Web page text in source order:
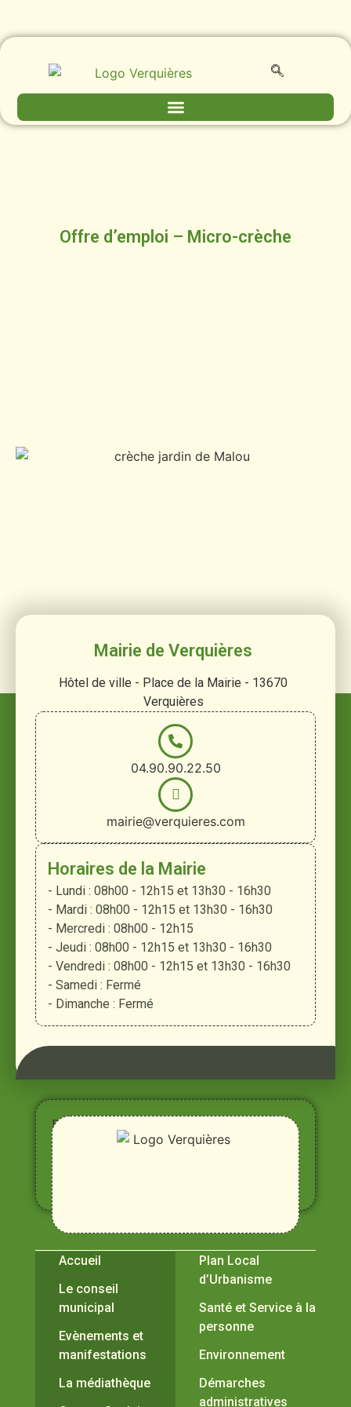
Offre d’emploi – Micro-crèche
Mairie de Verquières
Hôtel de ville - Place de la Mairie - 13670
Verquières
04.90.90.22.50
mairie@verquieres.com
Horaires de la Mairie
- Lundi : 08h00 - 12h15 et 13h30 - 16h30
- Mardi : 08h00 - 12h15 et 13h30 - 16h30
- Mercredi : 08h00 - 12h15
- Jeudi : 08h00 - 12h15 et 13h30 - 16h30
- Vendredi : 08h00 - 12h15 et 13h30 - 16h30
- Samedi : Fermé
- Dimanche : Fermé
Entre
Rhône,
Alpilles
et
Durance
Accueil
Le conseil
municipal
Evènements et
manifestations
La médiathèque
Plan Local
d’Urbanisme
Santé et Service à la
personne
Environnement
Démarches
administratives